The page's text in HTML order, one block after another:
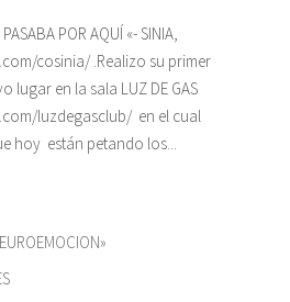
POR AQUÍ «- SINIA,
cosinia/ .Realizo su primer
en la sala LUZ DE GAS
luzdegasclub/ en el cual
hoy están petando los...